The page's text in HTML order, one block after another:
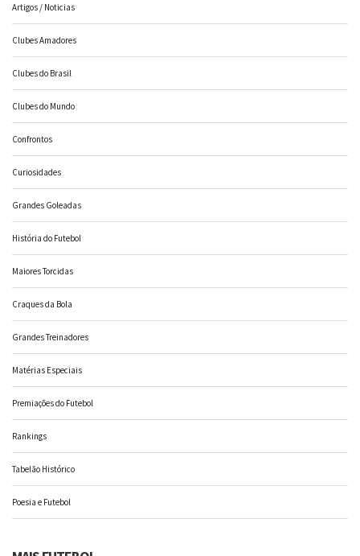
Artigos / Noticias
Clubes Amadores
Clubes do Brasil
Clubes do Mundo
Confrontos
Curiosidades
Grandes Goleadas
História do Futebol
Maiores Torcidas
Craques da Bola
Grandes Treinadores
Matérias Especiais
Premiações do Futebol
Rankings
Tabelão Histórico
Poesia e Futebol